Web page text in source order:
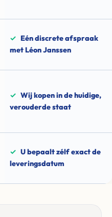
✓ Eén discrete afspraak
met Léon Janssen
✓ Wij kopen in de huidige,
verouderde staat
✓ U bepaalt zélf exact de
leveringsdatum